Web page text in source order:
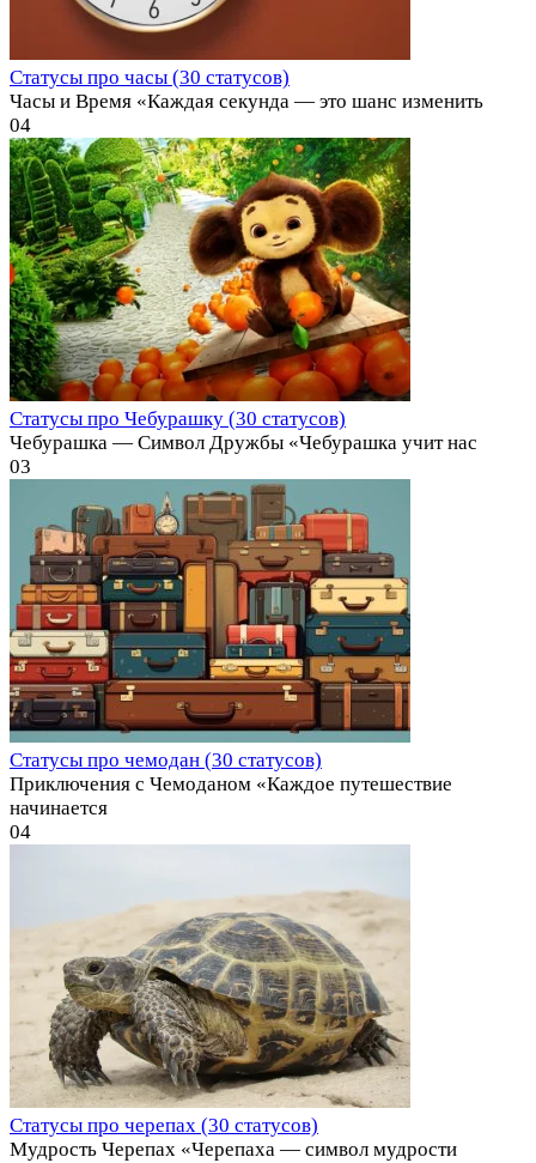
Статусы про часы (30 статусов)
Часы и Время «Каждая секунда — это шанс изменить
04
Статусы про Чебурашку (30 статусов)
Чебурашка — Символ Дружбы «Чебурашка учит нас
03
Статусы про чемодан (30 статусов)
Приключения с Чемоданом «Каждое путешествие
начинается
04
Статусы про черепах (30 статусов)
Мудрость Черепах «Черепаха — символ мудрости